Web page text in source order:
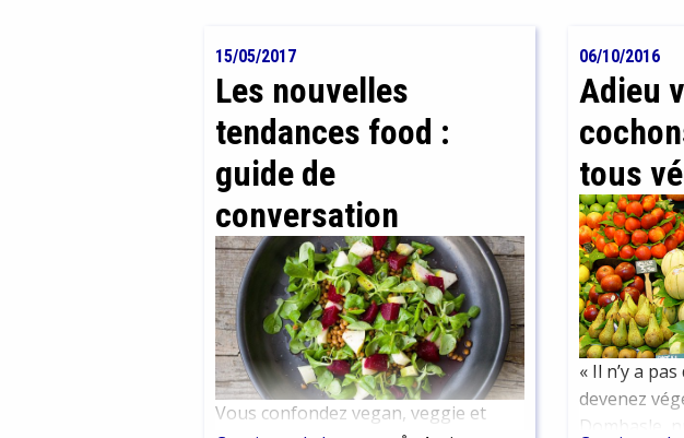
15/05/2017
Les nouvelles
tendances food :
guide de
conversation
Vous confondez vegan, veggie et
06/10/2016
Adieu
tous
« Il n’y a
devenez
Dombasle,